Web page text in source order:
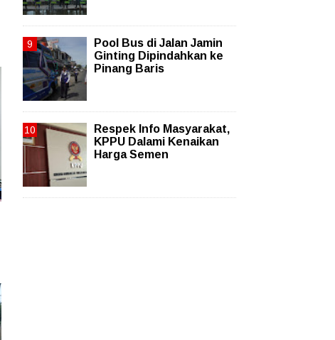
Pool Bus di Jalan Jamin
Ginting Dipindahkan ke
Pinang Baris
Respek Info Masyarakat,
KPPU Dalami Kenaikan
Harga Semen